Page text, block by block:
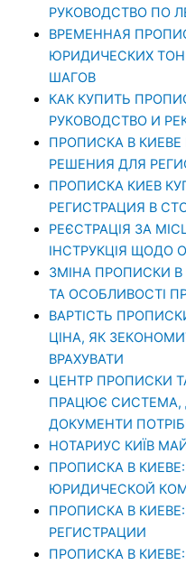
РУКОВОДСТВО ПО
ВРЕМЕННАЯ
ЮРИДИЧЕСКИХ
ШАГОВ
КАК КУПИТЬ
РУКОВОДСТВО И
ПРОПИСКА В
РЕШЕНИЯ ДЛЯ
ПРОПИСКА КИЕВ
РЕГИСТРАЦИЯ В
РЕЄСТРАЦІЯ ЗА
ІНСТРУКЦІЯ ЩОДО
ЗМІНА ПРОПИСКИ В
ТА ОСОБЛИВОСТІ
ВАРТІСТЬ
ЦІНА, ЯК
ВРАХУВАТИ
ЦЕНТР ПРОПИСКИ
ПРАЦЮЄ СИСТЕМА,
ДОКУМЕНТИ
НОТАРИУС КИЇВ
ПРОПИСКА В
ЮРИДИЧЕСКОЙ
ПРОПИСКА В
РЕГИСТРАЦИИ
ПРОПИСКА В